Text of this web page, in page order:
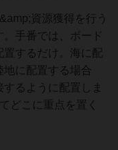
資源獲得を行う
手番では、ボード
するだけ。海に配
地に配置する場合
るように配置しま
どこに重点を置く